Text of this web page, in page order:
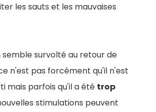
les sauts et les mauvaises
semble survolté au retour de
n'est pas forcément qu'il n'est
mais parfois qu'il a été trop
stimulations peuvent